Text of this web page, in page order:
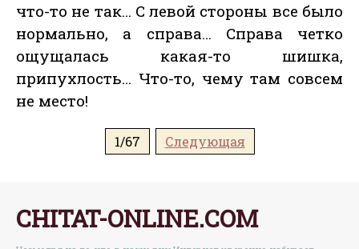
что-то не так… С левой стороны все было
нормально, а справа… Справа четко
ощущалась какая-то шишка,
припухлость… Что-то, чему там совсем
не место!
1/67 Следующая
CHITAT-ONLINE.COM